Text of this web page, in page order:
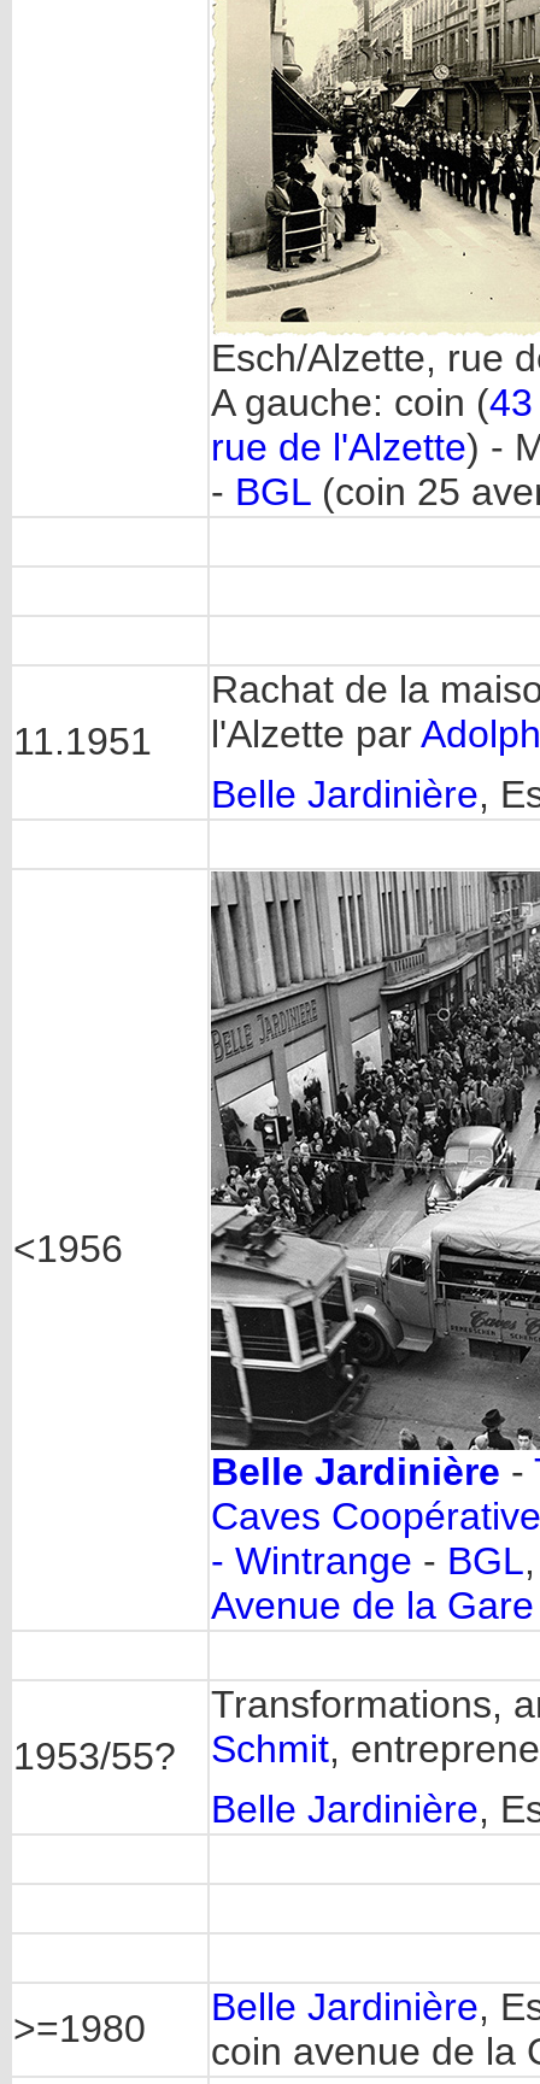
Esch/Alzette, rue
A gauche: coin (
rue de l'Alzette) -
- BGL (coin 25
11.1951
Rachat de la
l'Alzette par
Belle Jardinière,
<1956
Belle Jardinière -
Caves
- Wintrange - BGL
Avenue de la Gare
1953/55?
Transformations,
Schmit,
Belle Jardinière,
>=1980 Belle Jardinière,
coin avenue de la